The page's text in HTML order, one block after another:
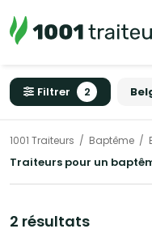
Filtrer 2
1001 Traiteurs Baptême
Traiteurs pour un
2 résultats